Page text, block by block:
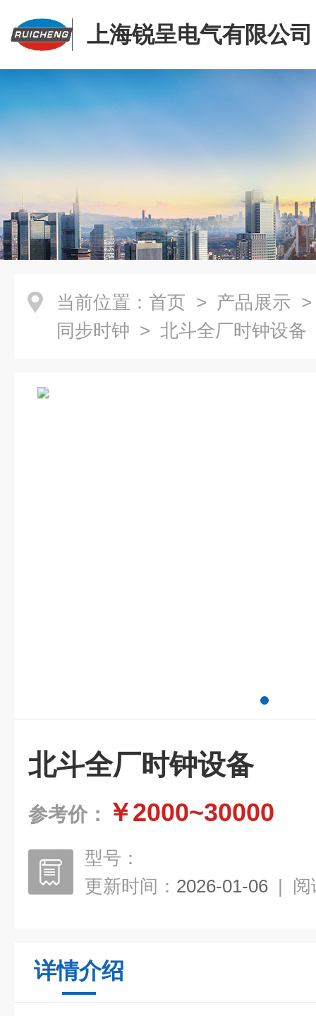
上海锐呈电气有限公司
当前位置： 首页 > 产品展示
同步时钟 > 北斗全厂时钟设备
北斗全厂时钟设备
参考价： ￥2000~30000
型号：
更新时间： 2026-01-06 | 阅
详情介绍